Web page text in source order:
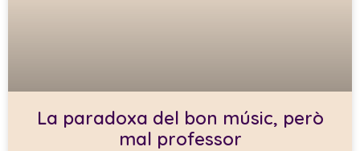
La paradoxa del bon músic, però
mal professor